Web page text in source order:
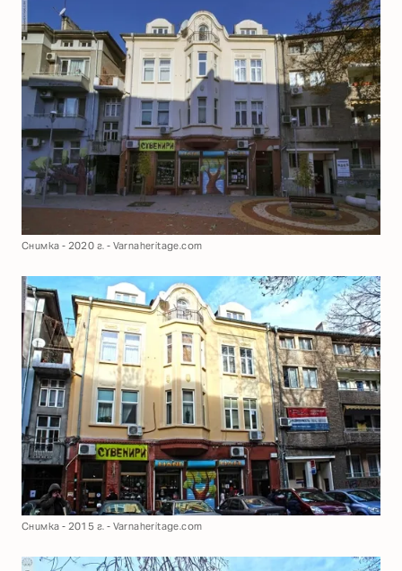
Снимка - 2020 г. - Varnaheritage.com
Снимка - 2015 г. - Varnaheritage.com